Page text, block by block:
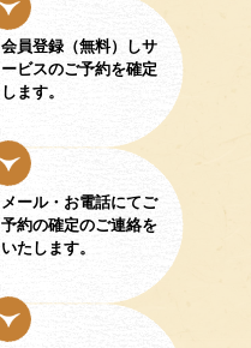
会員登録（無料）しサ
ービスのご予約を確定
します。
メール・お電話にてご
予約の確定のご連絡を
いたします。